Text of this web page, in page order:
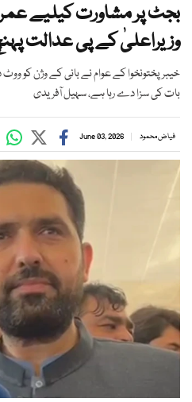
بجٹ پر مشاورت کیلیے
وزیراعلیٰ کے پی عدالت
خیبرپختونخوا کے عوام نے بانی کے وژن کو
بات کی سزا دے رہا ہے، سہیل آفریدی
فیاض محمود June 03, 2026